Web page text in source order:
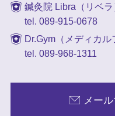
鍼灸院 Libra（リベラ
tel. 089-915-0678
Dr.Gym（メディカル
tel. 089-968-1311
メー